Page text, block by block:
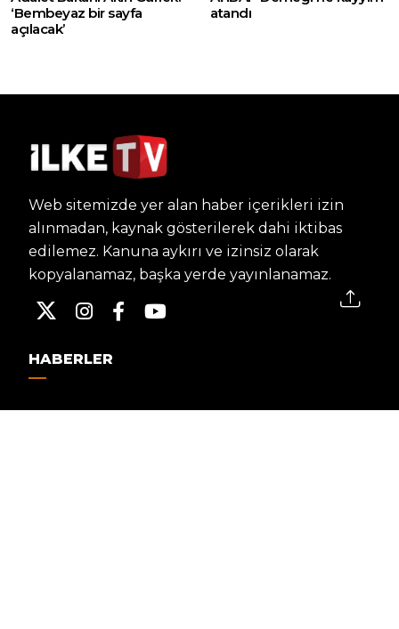
‘Bembeyaz bir sayfa
açılacak’
atandı
Web sitemizde yer alan haber içerikleri izin
alınmadan, kaynak gösterilerek dahi iktibas
edilemez. Kanuna aykırı ve izinsiz olarak
kopyalanamaz, başka yerde yayınlanamaz.
HABERLER